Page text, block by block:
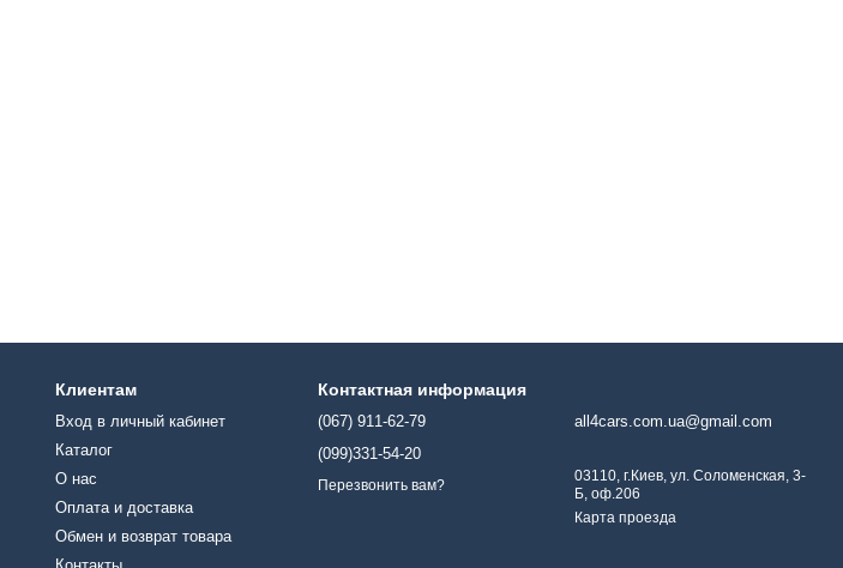
Клиентам
Вход в личный кабинет
Каталог
О нас
Оплата и доставка
Обмен и возврат товара
Контактная информация
(067) 911-62-79
(099)331-54-20
Перезвонить вам?
all4cars.com.ua@gmail.com
03110, г.Киев, ул. Соломенская, 3-
Б, оф.206
Карта проезда